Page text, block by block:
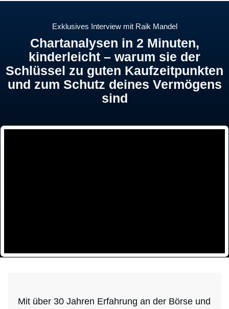
Exklusives Interview mit Raik Mandel
Chartanalysen in 2 Minuten,
kinderleicht – warum sie der
Schlüssel zu guten Kaufzeitpunkten
und zum Schutz deines Vermögens
sind
Mit über 30 Jahren Erfahrung an der Börse und